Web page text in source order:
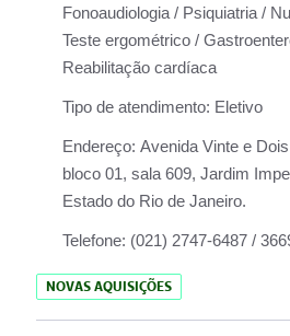
Fonoaudiologia / Psiquiatria /
Teste ergométrico /
Reabilitação cardíaca
Tipo de atendimento: Eletivo
Endereço: Avenida Vinte e
bloco 01, sala 609, Jardim
Estado do Rio de Janeiro.
Telefone: (021) 2747-6487 /
NOVAS AQUISIÇÕES